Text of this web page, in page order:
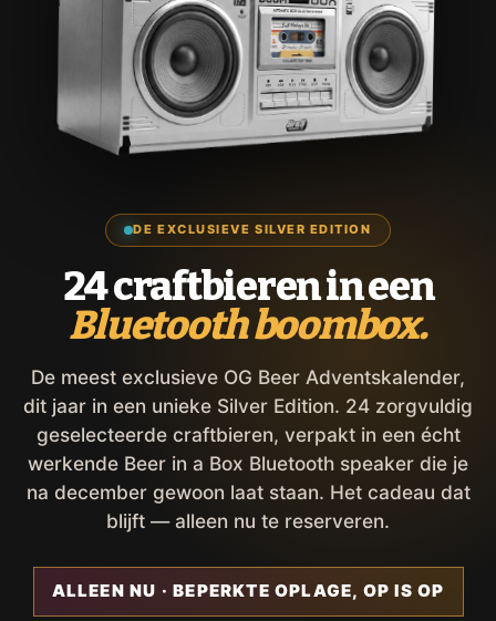
DE EXCLUSIEVE SILVER EDITION
24 craftbieren in een
Bluetooth boombox.
De meest exclusieve OG Beer Adventskalender,
dit jaar in een unieke Silver Edition. 24 zorgvuldig
geselecteerde craftbieren, verpakt in een écht
werkende Beer in a Box Bluetooth speaker die je
na december gewoon laat staan. Het cadeau dat
blijft — alleen nu te reserveren.
ALLEEN NU · BEPERKTE OPLAGE, OP IS OP